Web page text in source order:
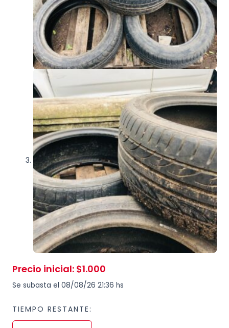
Precio inicial: $1.000
Se subasta el 08/08/26 21:36 hs
TIEMPO RESTANTE: